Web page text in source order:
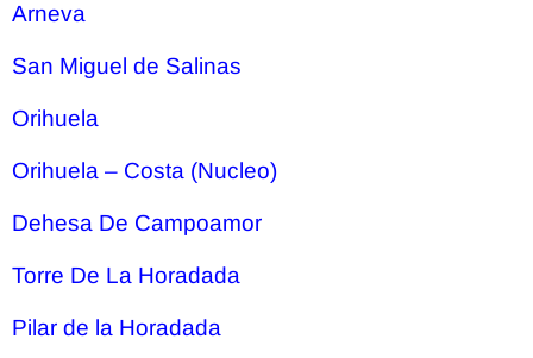
Arneva
San Miguel de Salinas
Orihuela
Orihuela – Costa (Nucleo)
Dehesa De Campoamor
Torre De La Horadada
Pilar de la Horadada